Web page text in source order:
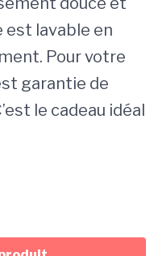
lavable en
Pour votre
garantie de
le cadeau idéal